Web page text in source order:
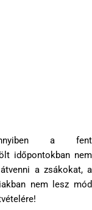
a fent
időpontokban nem
a zsákokat, a
nem lesz mód